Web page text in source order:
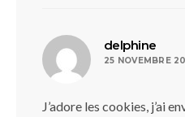
delphine
25 NOVEMBRE
J’adore les cookies, j’ai